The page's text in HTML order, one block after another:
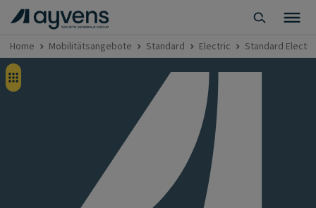
Home Mobilitätsangebote Standard Electric Standard